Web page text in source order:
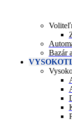
Bazár